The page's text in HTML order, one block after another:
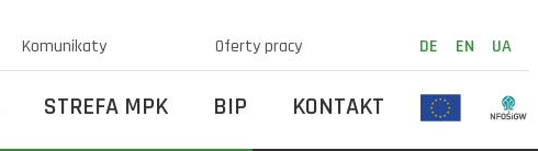
Komunikaty Oferty pracy DE EN UA
STREFA MPK BIP KONTAKT